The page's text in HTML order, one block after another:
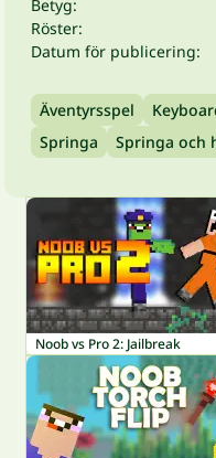
Betyg:
Röster:
Datum för publicering:
Äventyrsspel
Springa
Springa och
Noob vs Pro 2: Jailbreak